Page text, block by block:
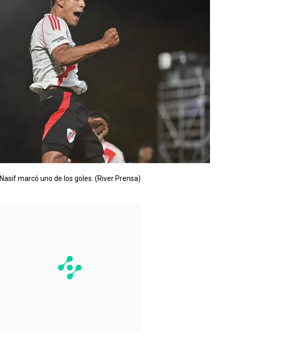
Nasif marcó uno de los goles. (River Prensa)